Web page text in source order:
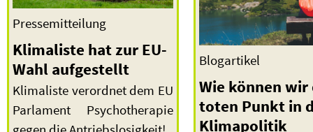
Pressemitteilung
Klimaliste hat zur EU-
Wahl aufgestellt
Klimaliste verordnet dem EU
Parlament Psychotherapie
Blogartikel
Wie können wir
toten Punkt in
Klimapolitik